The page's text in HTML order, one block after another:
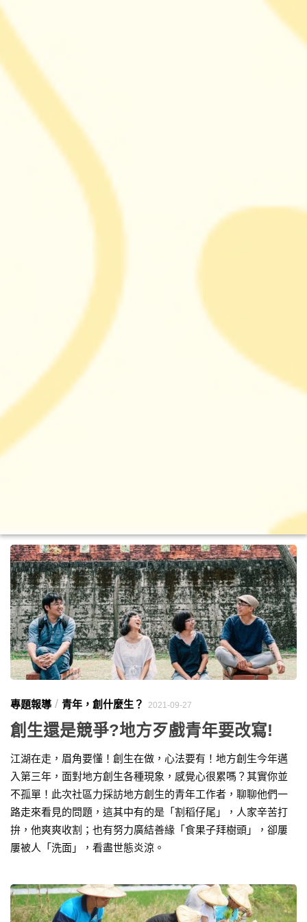
專題報導/ 青年，創什麼生？ 2021-09-27
創生還是競爭?地方歹戲青年要改寫!
江湖在走，眉角要懂！創生在做，心法要有！地方創生今年邁
入第三年，面對地方創生各種現象，感覺心很累嗎？其實你並
不孤單！此次社區力採訪地方創生的青年工作者，聊聊他們一
路走來看見的問題，這其中有的是「割稻仔尾」，人家辛苦打
拚，他爽爽收割；也有努力廣結善緣「食果子拜樹頭」，卻屢
屢被人「洗面」，看盡世態炎涼。